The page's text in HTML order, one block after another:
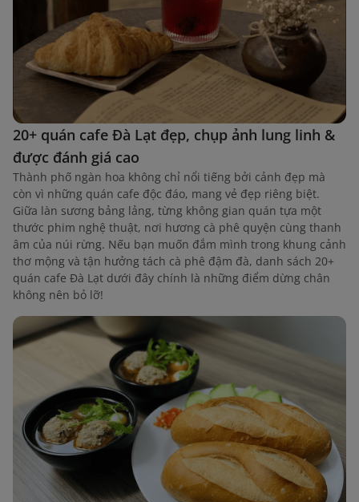
20+ quán cafe Đà Lạt đẹp, chụp ảnh lung linh &
được đánh giá cao
Thành phố ngàn hoa không chỉ nổi tiếng bởi cảnh đẹp mà
còn vì những quán cafe độc đáo, mang vẻ đẹp riêng biệt.
Giữa làn sương bảng lảng, từng không gian quán tựa một
thước phim nghệ thuật, nơi hương cà phê quyện cùng thanh
âm của núi rừng. Nếu bạn muốn đắm mình trong khung cảnh
thơ mộng và tận hưởng tách cà phê đậm đà, danh sách 20+
quán cafe Đà Lạt dưới đây chính là những điểm dừng chân
không nên bỏ lỡ!